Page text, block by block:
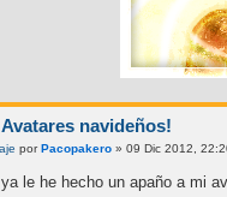
Avatares navideños!
por Pacopakero » 09 Dic 2012,
le he hecho un apaño a mi